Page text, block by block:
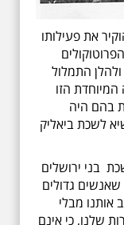
את פעילותו
ולהלן התמלול
המיוחדת הזו
בהם היה
לשכת ביאליק
17:00. נשיא לשכת בני ירושלים
גדולים
אותנו מבלי
שלנו, כי אינם